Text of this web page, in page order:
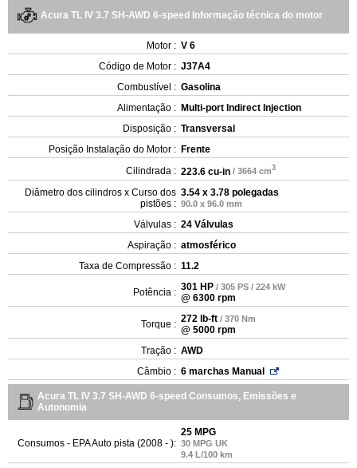
Acura TL IV 3.7 SH-AWD 6-speed Informação técnica do motor
Motor : V 6
Código de Motor : J37A4
Combustível : Gasolina
Alimentação : Multi-port Indirect Injection
Disposição : Transversal
Posição Instalação do Motor : Frente
Cilindrada : 223.6 cu-in / 3664 cm3
Diâmetro dos cilindros x Curso dos
pistões :
3.54 x 3.78 polegadas
90.0 x 96.0 mm
Válvulas : 24 Válvulas
Aspiração : atmosférico
Taxa de Compressão : 11.2
Potência : 301 HP / 305 PS / 224 kW
@ 6300 rpm
Torque : 272 lb-ft / 370 Nm
@ 5000 rpm
Tração : AWD
Câmbio : 6 marchas Manual
Acura TL IV 3.7 SH-AWD 6-speed Consumos, Emissões e
Autonomia
Consumos - EPA Auto pista (2008 - ):
25 MPG
30 MPG UK
9.4 L/100 km